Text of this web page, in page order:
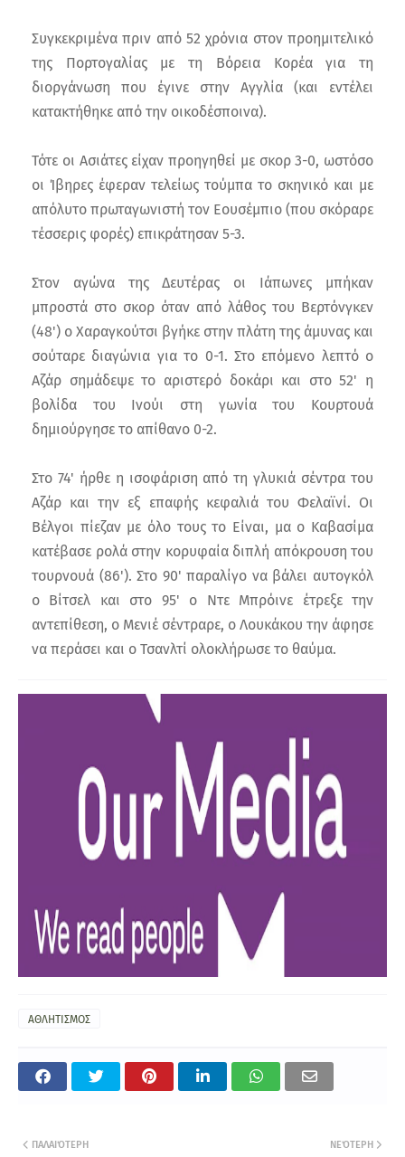
Συγκεκριμένα πριν από 52 χρόνια στον προημιτελικό
της Πορτογαλίας με τη Βόρεια Κορέα για τη
διοργάνωση που έγινε στην Αγγλία (και εντέλει
κατακτήθηκε από την οικοδέσποινα).
Τότε οι Ασιάτες είχαν προηγηθεί με σκορ 3-0, ωστόσο
οι Ίβηρες έφεραν τελείως τούμπα το σκηνικό και με
απόλυτο πρωταγωνιστή τον Εουσέμπιο (που σκόραρε
τέσσερις φορές) επικράτησαν 5-3.
Στον αγώνα της Δευτέρας οι Ιάπωνες μπήκαν
μπροστά στο σκορ όταν από λάθος του Βερτόνγκεν
(48') ο Χαραγκούτσι βγήκε στην πλάτη της άμυνας και
σούταρε διαγώνια για το 0-1. Στο επόμενο λεπτό ο
Αζάρ σημάδεψε το αριστερό δοκάρι και στο 52' η
βολίδα του Ινούι στη γωνία του Κουρτουά
δημιούργησε το απίθανο 0-2.
Στο 74' ήρθε η ισοφάριση από τη γλυκιά σέντρα του
Αζάρ και την εξ επαφής κεφαλιά του Φελαϊνί. Οι
Βέλγοι πίεζαν με όλο τους το Είναι, μα ο Καβασίμα
κατέβασε ρολά στην κορυφαία διπλή απόκρουση του
τουρνουά (86'). Στο 90' παραλίγο να βάλει αυτογκόλ
ο Βίτσελ και στο 95' ο Ντε Μπρόινε έτρεξε την
αντεπίθεση, ο Μενιέ σέντραρε, ο Λουκάκου την άφησε
να περάσει και ο Τσανλτί ολοκλήρωσε το θαύμα.
ΑΘΛΗΤΙΣΜΟΣ
ΝΕΌΤΕΡΗ
ΠΑΛΑΙΌΤΕΡΗ